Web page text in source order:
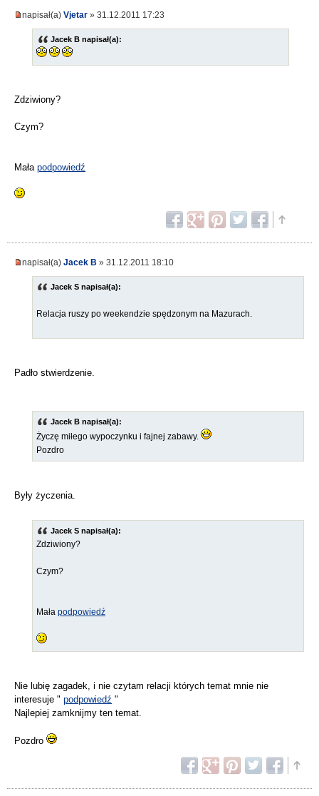
napisał(a) Vjetar » 31.12.2011 17:23
Jacek B napisał(a):
Zdziwiony?
Czym?
Mała podpowiedź
napisał(a) Jacek B » 31.12.2011 18:10
Jacek S napisał(a):
Relacja ruszy po weekendzie spędzonym na Mazurach.
Padło stwierdzenie.
Jacek B napisał(a):
Życzę miłego wypoczynku i fajnej zabawy.
Pozdro
Były życzenia.
Jacek S napisał(a):
Zdziwiony?
Czym?
Mała podpowiedź
Nie lubię zagadek, i nie czytam relacji których temat mnie nie
interesuje " podpowiedź "
Najlepiej zamknijmy ten temat.
Pozdro